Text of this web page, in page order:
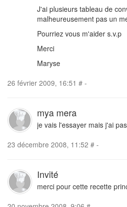
J'ai plusieurs tableau de
malheureusement pas un
Pourriez vous m'aider s.v.p
Merci
Maryse
26 février 2009, 16:51 # -
mya mera
je vais l'essayer mais j'ai
23 décembre 2008, 11:52 # -
Invité
merci pour cette recette